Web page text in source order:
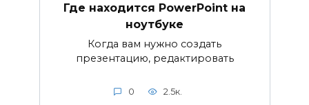
Где находится PowerPoint на
ноутбуке
Когда вам нужно создать
презентацию, редактировать
0 2.5к.